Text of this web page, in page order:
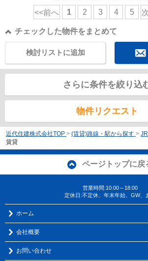
<<前へ 1 2 3 4 5
チェックした物件をまとめて
検討リストに追加
さらに条件を絞り込
物件リクエスト
近代住建株式会社TOP > (賃貸)路線・駅から探す >
賃貸
ページトップに戻
営業時間:10:00～18:00
定休日:不定休、年末年始、GW、
ホーム
会社概要
お問い合わせ